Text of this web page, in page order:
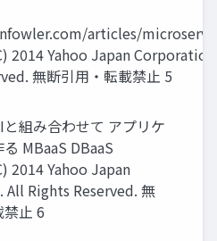
articles/
2014 Yahoo Japan
無断引用・転載禁止 5
と組み合わせて アプリケ
MBaaS DBaaS
2014 Yahoo Japan
Rights Reserved. 無
止 6